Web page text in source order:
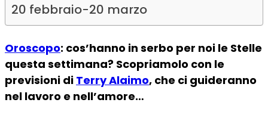
20 febbraio-20 marzo
Oroscopo: cos’hanno in serbo per noi le Stelle
questa settimana? Scopriamolo con le
previsioni di Terry Alaimo, che ci guideranno
nel lavoro e nell’amore…